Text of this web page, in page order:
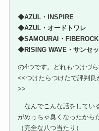
◆AZUL・INSPIRE
◆AZUL・オードトワレ
◆SAMOURAI・FIBEROCK
◆RISING WAVE・サンセ
の4つです。どれもつけづら
<<つけたらつけたで評判
>>
なんでこんな話をしてい
がめっちゃ臭くなったから
（完全な八つ当たり）